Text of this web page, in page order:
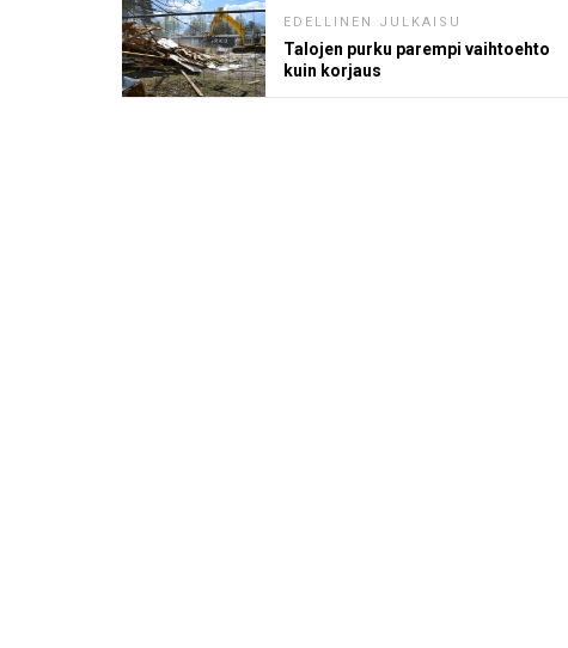
EDELLINEN JULKAISU
Talojen purku parempi vaihtoehto
kuin korjaus